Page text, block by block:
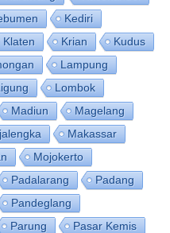
Kediri
Klaten Krian
Kudus
Lampung
Lombok
Madiun
Magelang
Makassar
Mojokerto
Padalarang
Padang
Pandeglang
Parung
Pasar Kemis